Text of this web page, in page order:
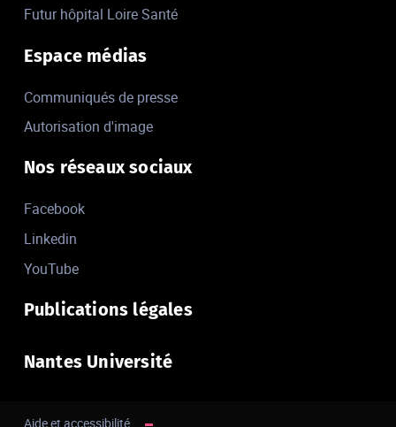
Futur hôpital Loire Santé
Espace médias
Communiqués de presse
Autorisation d'image
Nos réseaux sociaux
Facebook
Linkedin
YouTube
Publications légales
Nantes Université
Aide et accessibilité